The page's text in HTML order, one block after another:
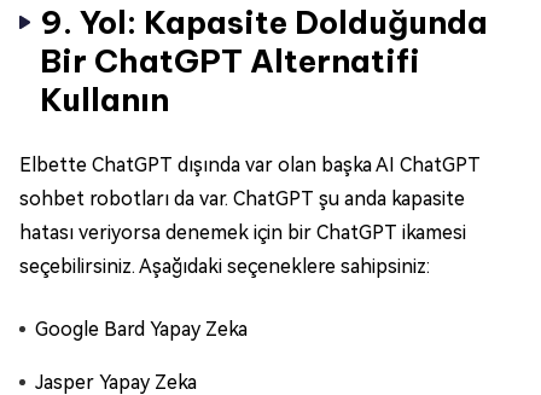
9. Yol: Kapasite Dolduğunda
Bir ChatGPT Alternatifi
Kullanın
Elbette ChatGPT dışında var olan başka AI ChatGPT
sohbet robotları da var. ChatGPT şu anda kapasite
hatası veriyorsa denemek için bir ChatGPT ikamesi
seçebilirsiniz. Aşağıdaki seçeneklere sahipsiniz:
Google Bard Yapay Zeka
Jasper Yapay Zeka